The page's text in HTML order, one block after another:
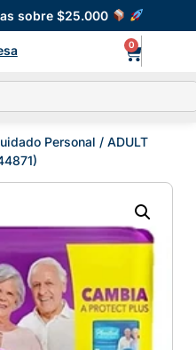
sobre $25.000
0
Personal / ADULT